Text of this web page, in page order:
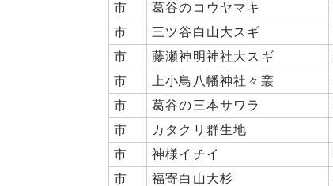
市
葛谷のコウヤマキ
市
三ツ谷白山大スギ
市
藤瀬神明神社大スギ
市
上小鳥八幡神社々叢
市
葛谷の三本サワラ
市
カタクリ群生地
市
神様イチイ
市
福寄白山大杉